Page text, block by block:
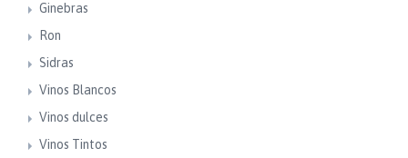
Ginebras
Ron
Sidras
Vinos Blancos
Vinos dulces
Vinos Tintos